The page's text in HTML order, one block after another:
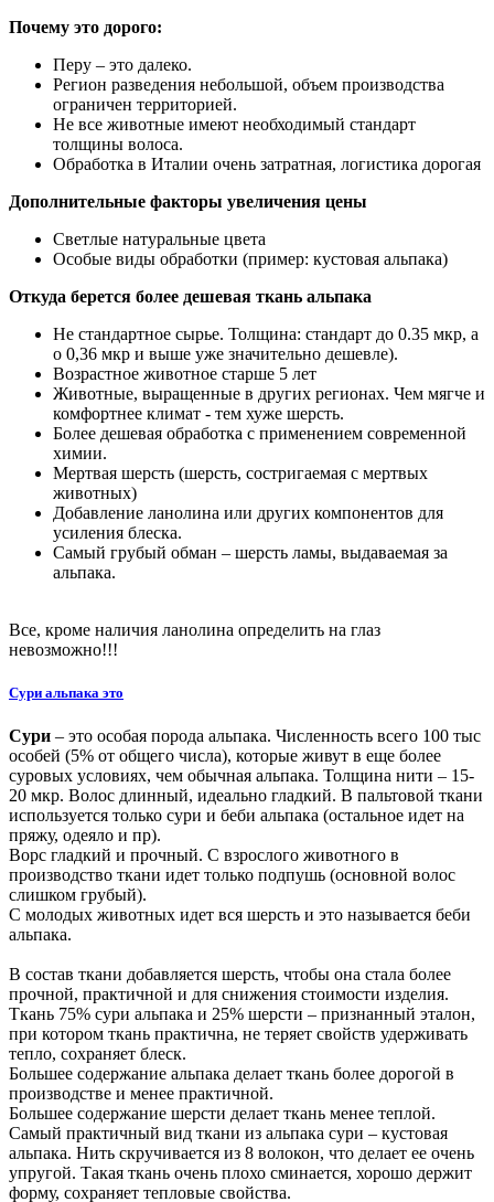
Почему это дорого:
Перу – это далеко.
Регион разведения небольшой, объем производства
ограничен территорией.
Не все животные имеют необходимый стандарт
толщины волоса.
Обработка в Италии очень затратная, логистика дорогая
Дополнительные факторы увеличения цены
Светлые натуральные цвета
Особые виды обработки (пример: кустовая альпака)
Откуда берется более дешевая ткань альпака
Не стандартное сырье. Толщина: стандарт до 0.35 мкр, а
о 0,36 мкр и выше уже значительно дешевле).
Возрастное животное старше 5 лет
Животные, выращенные в других регионах. Чем мягче и
комфортнее климат - тем хуже шерсть.
Более дешевая обработка с применением современной
химии.
Мертвая шерсть (шерсть, состригаемая с мертвых
животных)
Добавление ланолина или других компонентов для
усиления блеска.
Самый грубый обман – шерсть ламы, выдаваемая за
альпака.
Все, кроме наличия ланолина определить на глаз
невозможно!!!
Сури альпака это
Сури – это особая порода альпака. Численность всего 100 тыс
особей (5% от общего числа), которые живут в еще более
суровых условиях, чем обычная альпака. Толщина нити – 15-
20 мкр. Волос длинный, идеально гладкий. В пальтовой ткани
используется только сури и беби альпака (остальное идет на
пряжу, одеяло и пр).
Ворс гладкий и прочный. С взрослого животного в
производство ткани идет только подпушь (основной волос
слишком грубый).
С молодых животных идет вся шерсть и это называется беби
альпака.
В состав ткани добавляется шерсть, чтобы она стала более
прочной, практичной и для снижения стоимости изделия.
Ткань 75% сури альпака и 25% шерсти – признанный эталон,
при котором ткань практична, не теряет свойств удерживать
тепло, сохраняет блеск.
Большее содержание альпака делает ткань более дорогой в
производстве и менее практичной.
Большее содержание шерсти делает ткань менее теплой.
Самый практичный вид ткани из альпака сури – кустовая
альпака. Нить скручивается из 8 волокон, что делает ее очень
упругой. Такая ткань очень плохо сминается, хорошо держит
форму, сохраняет тепловые свойства.